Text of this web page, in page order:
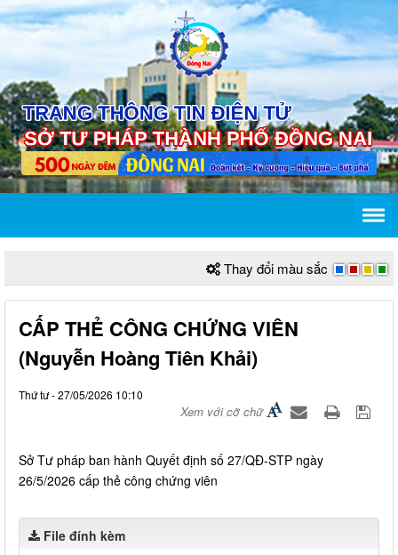
Thay đổi màu sắc
CẤP THẺ CÔNG CHỨNG VIÊN
(Nguyễn Hoàng Tiên Khải)
Thứ tư - 27/05/2026 10:10
Xem với cỡ chữ
Sở Tư pháp ban hành Quyết định số 27/QĐ-STP ngày
26/5/2026 cấp thẻ công chứng viên
File đính kèm